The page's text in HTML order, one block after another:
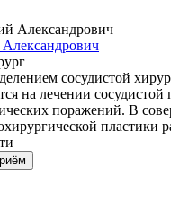
сосудистой
на лечении сосудистой
поражений. В
пластики